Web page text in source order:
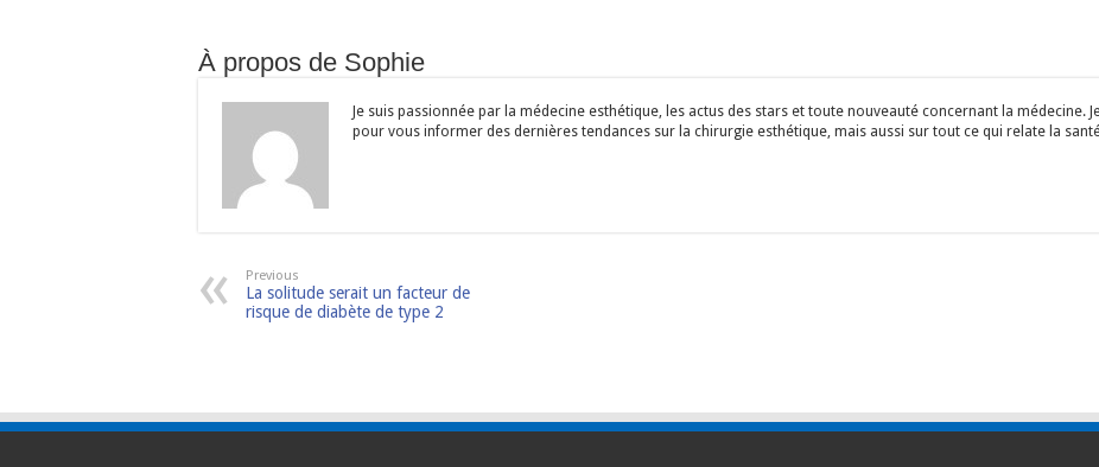
À propos de Sophie
Je suis passionnée par la médecine esthétique, les actus des stars et toute nouveauté concernant la médecine.
pour vous informer des dernières tendances sur la chirurgie esthétique, mais aussi sur tout ce qui relate la
Previous
La solitude serait un facteur de
risque de diabète de type 2